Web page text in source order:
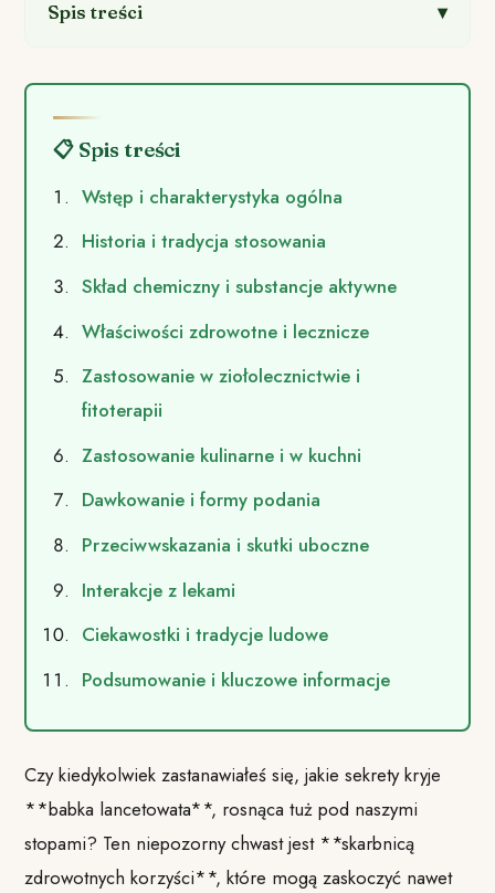
Spis treści
📋 Spis treści
Wstęp i charakterystyka ogólna
Historia i tradycja stosowania
Skład chemiczny i substancje aktywne
Właściwości zdrowotne i lecznicze
Zastosowanie w ziołolecznictwie i
fitoterapii
Zastosowanie kulinarne i w kuchni
Dawkowanie i formy podania
Przeciwwskazania i skutki uboczne
Interakcje z lekami
Ciekawostki i tradycje ludowe
Podsumowanie i kluczowe informacje
Czy kiedykolwiek zastanawiałeś się, jakie sekrety kryje
**babka lancetowata**, rosnąca tuż pod naszymi
stopami? Ten niepozorny chwast jest **skarbnicą
zdrowotnych korzyści**, które mogą zaskoczyć nawet